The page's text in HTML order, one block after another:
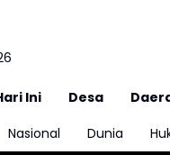
Ini Desa
Nasional Dunia